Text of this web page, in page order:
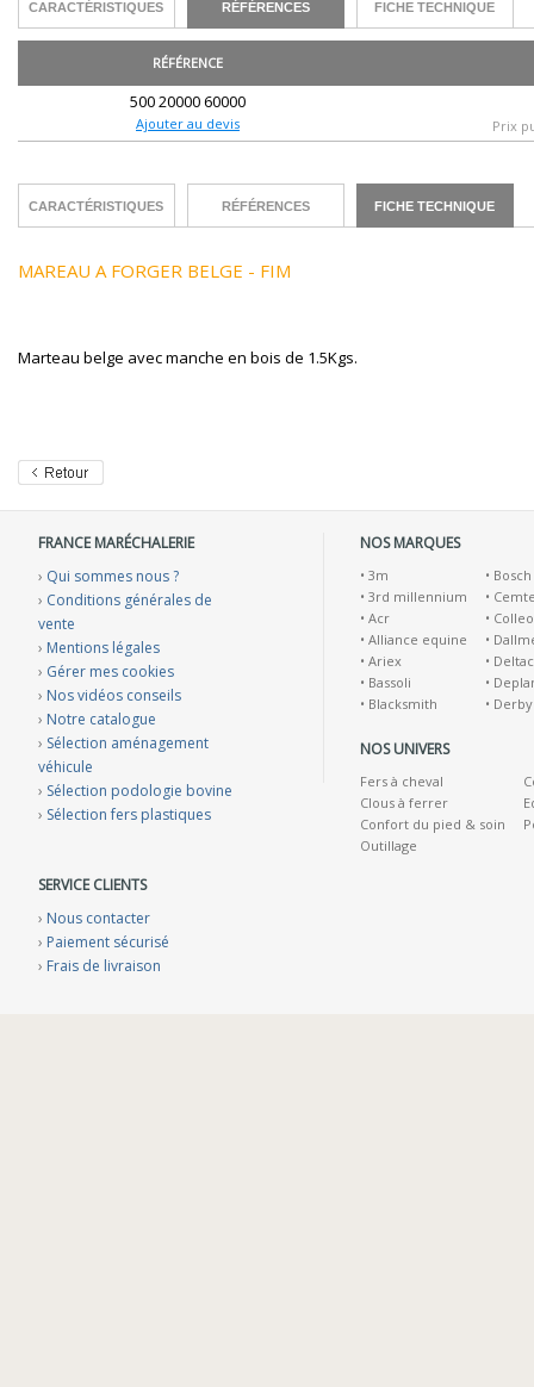
CARACTÉRISTIQUES RÉFÉRENCES FICHE TECHNIQUE
RÉFÉRENCE
500 20000 60000
Ajouter au devis Prix
CARACTÉRISTIQUES RÉFÉRENCES FICHE TECHNIQUE
MAREAU A FORGER BELGE - FIM
Marteau belge avec manche en bois de 1.5Kgs.
FRANCE MARÉCHALERIE
› Qui sommes nous ?
› Conditions générales de
vente
› Mentions légales
› Gérer mes cookies
› Nos vidéos conseils
› Notre catalogue
› Sélection aménagement
véhicule
› Sélection podologie bovine
› Sélection fers plastiques
SERVICE CLIENTS
› Nous contacter
› Paiement sécurisé
› Frais de livraison
NOS MARQUES
• 3m
• 3rd millennium
• Acr
• Alliance equine
• Ariex
• Bassoli
• Blacksmith
• Bosch
•
•
•
•
•
• Derby
NOS UNIVERS
Fers à cheval
Clous à ferrer
Confort du pied & soin
Outillage